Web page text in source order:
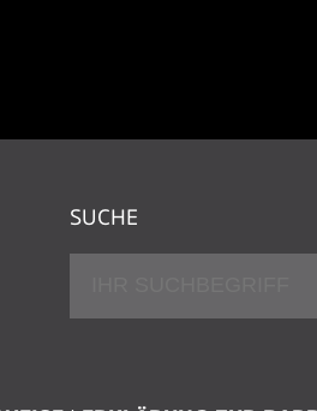
SUCHE